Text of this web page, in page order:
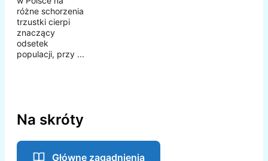
różne schorzenia
trzustki cierpi
znaczący
odsetek
populacji, przy ...
Na skróty
Główne zagadnienia